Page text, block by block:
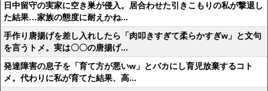
日中留守の実家に空き巣が侵入。居合わせた引きこもりの私が撃退し
た結果…家族の態度に耐えかね...
手作り唐揚げを差し入れしたら「肉叩きすぎて柔らかすぎw」と文句
を言うトメ。実は〇〇の唐揚げ...
発達障害の息子を「育て方が悪いw」とバカにし育児放棄するコト
メ。代わりに私が育てた結果、高...